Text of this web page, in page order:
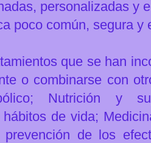
personalizadas y
poco común, segura y
que se han
o combinarse con
Nutrición y
de vida;
de los